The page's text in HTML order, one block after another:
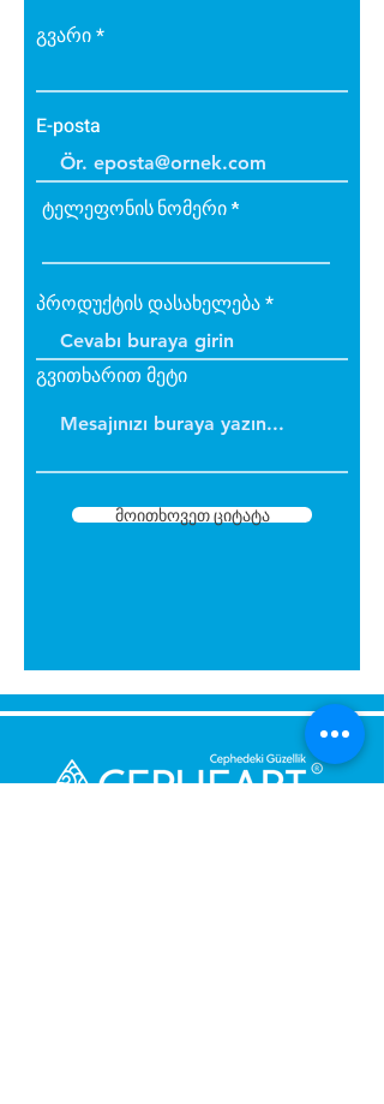
გვარი
E-posta
ტელეფონის ნომერი
პროდუქტის დასახელება
გვითხარით მეტი
მოითხოვეთ ციტატა